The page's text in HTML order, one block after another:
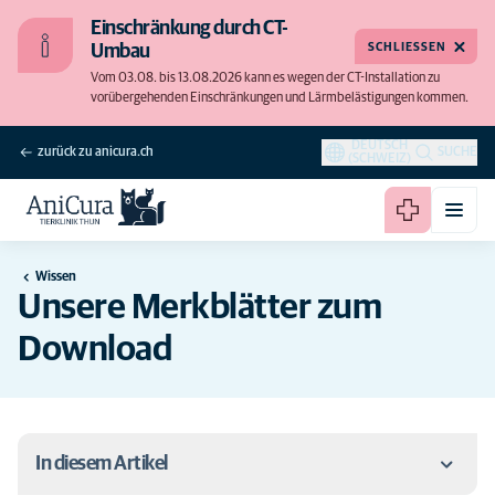
Einschränkung durch CT-
Umbau
Vom 03.08. bis 13.08.2026 kann es wegen der CT-Installation zu
vorübergehenden Einschränkungen und Lärmbelästigungen kommen.
SCHLIESSEN
zurück zu anicura.ch
DEUTSCH
(SCHWEIZ)
SUCHE
Wissen
Unsere Merkblätter zum
Download
In diesem Artikel